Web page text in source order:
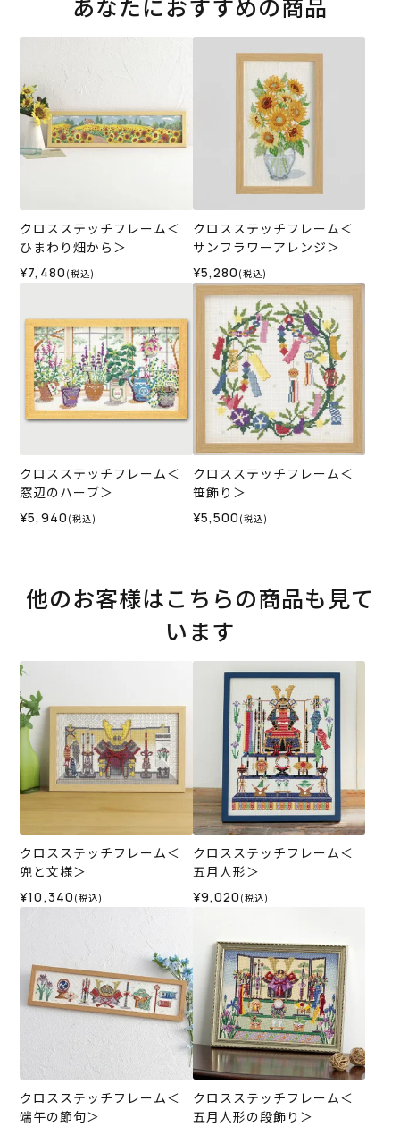
クロスステッチフレーム＜
ひまわり畑から＞
¥7,480 (税込)
クロスステッチフレーム＜
サンフラワーアレンジ＞
¥5,280 (税込)
クロスステッチフレーム＜
窓辺のハーブ＞
¥5,940 (税込)
クロスステッチフレーム＜
笹飾り＞
¥5,500 (税込)
他のお客様はこちらの商品も見て
います
クロスステッチフレーム＜
兜と文様＞
¥10,340 (税込)
クロスステッチフレーム＜
五月人形＞
¥9,020 (税込)
クロスステッチフレーム＜
端午の節句＞
クロスステッチフレーム＜
五月人形の段飾り＞